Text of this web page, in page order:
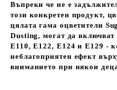
Въпреки че не е
този конкретен продукт,
цялата гама оцветители
Dusting, могат да включват
E110, E122, E124 и E129 -
неблагоприятен ефект
вниманието при някои